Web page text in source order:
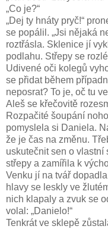
„Co je?“
„Dej ty hnáty pryč!“
se popálil. „Jsi nějaká
roztřásla. Sklenice jí
podlahu. Střepy se
Udivené oči kolegů
se přidat během
neposrat? To je, oč tu
Aleš se křečovitě
Rozpačité šoupání
pomyslela si Daniela.
že je čas na změnu.
uskutečnit sen o vlastní
střepy a zamířila k
Venku jí na tvář
hlavy se leskly ve
nich klapaly a zvuk se
volal: „Danielo!“
Tenkrát ve sklepě